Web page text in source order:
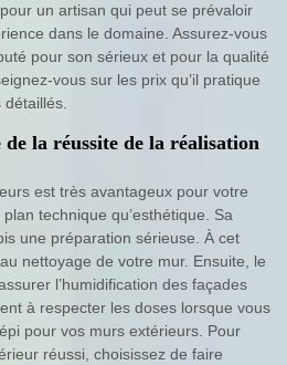
un artisan qui peut se prévaloir
dans le domaine. Assurez-vous
pour son sérieux et pour la qualité
vous sur les prix qu’il pratique
détaillés.
la réussite de la réalisation
est très avantageux pour votre
technique qu’esthétique. Sa
une préparation sérieuse. À cet
nettoyage de votre mur. Ensuite, le
l’humidification des façades
à respecter les doses lorsque vous
pour vos murs extérieurs. Pour
réussi, choisissez de faire